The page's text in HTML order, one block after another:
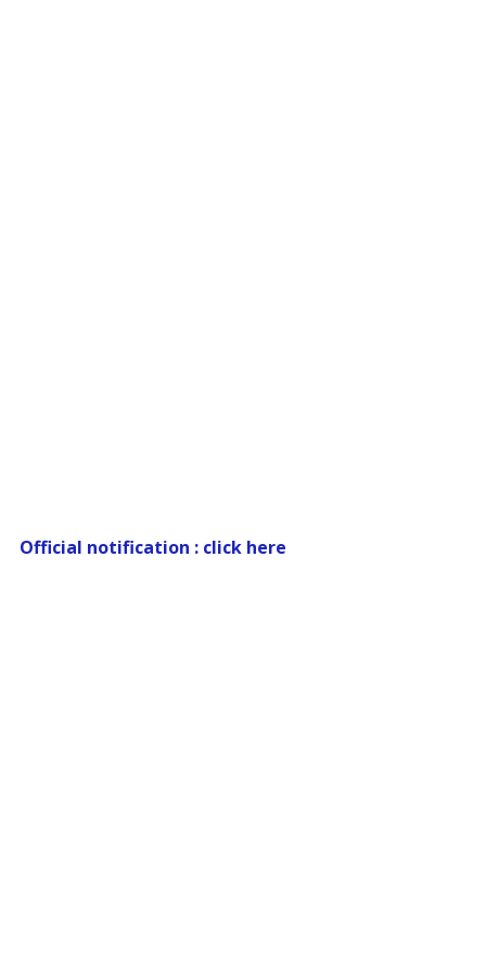
Official notification : click here